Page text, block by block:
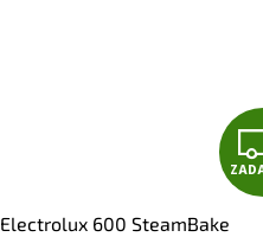
Electrolux 600 SteamBake